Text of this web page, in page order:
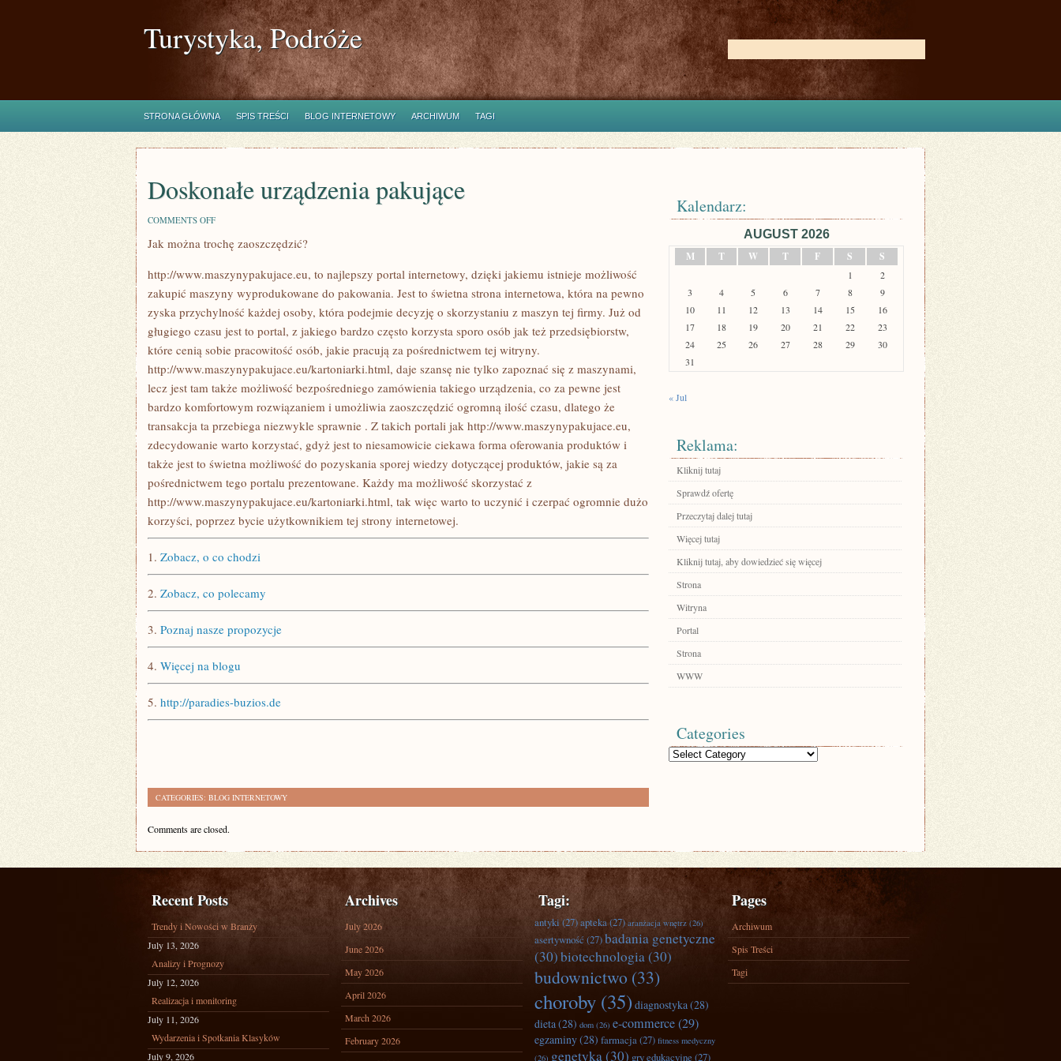
Turystyka, Podróże
STRONA GŁÓWNA SPIS TREŚCI BLOG INTERNETOWY ARCHIWUM TAGI
Doskonałe urządzenia pakujące
COMMENTS OFFON
URZĄDZENIA
PAKUJĄCE
Jak można trochę zaoszczędzić?
http://www.maszynypakujace.eu, to najlepszy portal internetowy, dzięki jakiemu istnieje możliwość
zakupić maszyny wyprodukowane do pakowania. Jest to świetna strona internetowa, która na pewno
zyska przychylność każdej osoby, która podejmie decyzję o skorzystaniu z maszyn tej firmy. Już od
gługiego czasu jest to portal, z jakiego bardzo często korzysta sporo osób jak też przedsiębiorstw,
które cenią sobie pracowitość osób, jakie pracują za pośrednictwem tej witryny.
http://www.maszynypakujace.eu/kartoniarki.html, daje szansę nie tylko zapoznać się z maszynami,
lecz jest tam także możliwość bezpośredniego zamówienia takiego urządzenia, co za pewne jest
bardzo komfortowym rozwiązaniem i umożliwia zaoszczędzić ogromną ilość czasu, dlatego że
transakcja ta przebiega niezwykle sprawnie . Z takich portali jak http://www.maszynypakujace.eu,
zdecydowanie warto korzystać, gdyż jest to niesamowicie ciekawa forma oferowania produktów i
także jest to świetna możliwość do pozyskania sporej wiedzy dotyczącej produktów, jakie są za
pośrednictwem tego portalu prezentowane. Każdy ma możliwość skorzystać z
http://www.maszynypakujace.eu/kartoniarki.html, tak więc warto to uczynić i czerpać ogromnie dużo
korzyści, poprzez bycie użytkownikiem tej strony internetowej.
1. Zobacz, o co chodzi
2. Zobacz, co polecamy
3. Poznaj nasze propozycje
4. Więcej na blogu
5. http://paradies-buzios.de
CATEGORIES: BLOG INTERNETOWY
Comments are closed.
Kalendarz:
AUGUST 2026
M
T W T F S S
1
2
3
4 5 6 7 8
9
10
11 12 13 14 15
16
17
18 19 20 21 22
23
24
25 26 27 28 29
30
31
« Jul
Reklama:
Kliknij tutaj
Sprawdź ofertę
Przeczytaj dalej tutaj
Więcej tutaj
Kliknij tutaj, aby dowiedzieć się więcej
Strona
Witryna
Portal
Strona
WWW
Categories
Categories
Recent Posts
Trendy i Nowości w Branży
July 13, 2026
Analizy i Prognozy
July 12, 2026
Realizacja i monitoring
July 11, 2026
Wydarzenia i Spotkania Klasyków
July 9, 2026
Archives
July 2026
June 2026
May 2026
April 2026
March 2026
February 2026
Tagi:
antyki(27)apteka(27) aranżacja wnętrz (26)
asertywność (27)badania genetyczne
(30)biotechnologia(30)
budownictwo (33)
choroby (35) diagnostyka(28)
dieta(28) dom (26) e-commerce(29)
egzaminy(28) farmacja(27) fitness medyczny
(26) genetyka(30) gry edukacyjne (27)
Pages
Archiwum
Spis Treści
Tagi